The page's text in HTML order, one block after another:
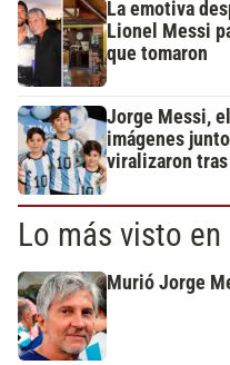
La emotiva
Lionel Messi
que tomaron
Jorge Messi,
imágenes
viralizaron
Lo más visto en
Murió Jorge